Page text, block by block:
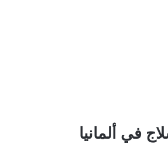
في ألمانيا